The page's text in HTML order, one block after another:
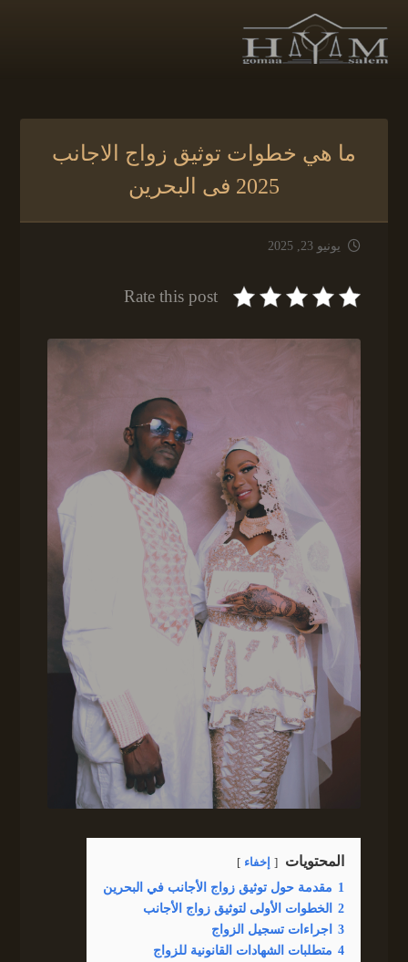
ما هي خطوات توثيق زواج الاجانب
2025 فى البحرين
يونيو 23, 2025
Rate this post
المحتويات إخفاء
1 مقدمة حول توثيق زواج الأجانب في البحرين
2
الخطوات الأولى لتوثيق زواج الأجانب
3
اجراءات تسجيل الزواج
4 متطلبات الشهادات القانونية للزواج